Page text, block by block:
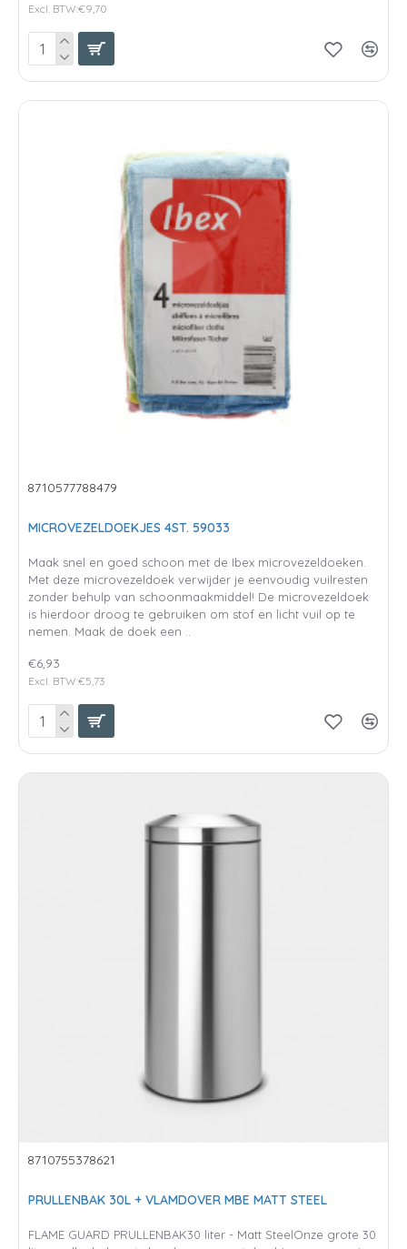
Excl. BTW:€9,70
8710577788479
MICROVEZELDOEKJES 4ST. 59033
Maak snel en goed schoon met de Ibex microvezeldoeken.
Met deze microvezeldoek verwijder je eenvoudig vuilresten
zonder behulp van schoonmaakmiddel! De microvezeldoek
is hierdoor droog te gebruiken om stof en licht vuil op te
nemen. Maak de doek een ..
€6,93
Excl. BTW:€5,73
8710755378621
PRULLENBAK 30L + VLAMDOVER MBE MATT STEEL
FLAME GUARD PRULLENBAK30 liter - Matt SteelOnze grote 30